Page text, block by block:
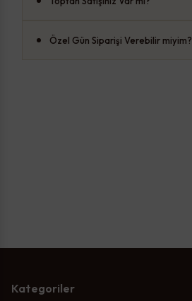
Özel Gün Siparişi Verebilir miyim?
Kategoriler